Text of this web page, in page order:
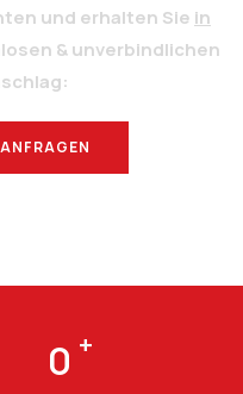
und erhalten Sie in
& unverbindlichen
0 +